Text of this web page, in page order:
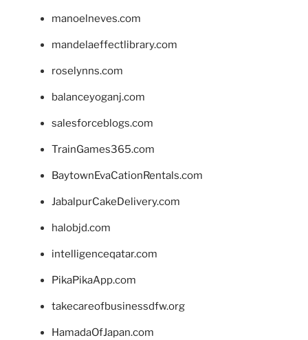
manoelneves.com
mandelaeffectlibrary.com
roselynns.com
balanceyoganj.com
salesforceblogs.com
TrainGames365.com
BaytownEvaCationRentals.com
JabalpurCakeDelivery.com
halobjd.com
intelligenceqatar.com
PikaPikaApp.com
takecareofbusinessdfw.org
HamadaOfJapan.com